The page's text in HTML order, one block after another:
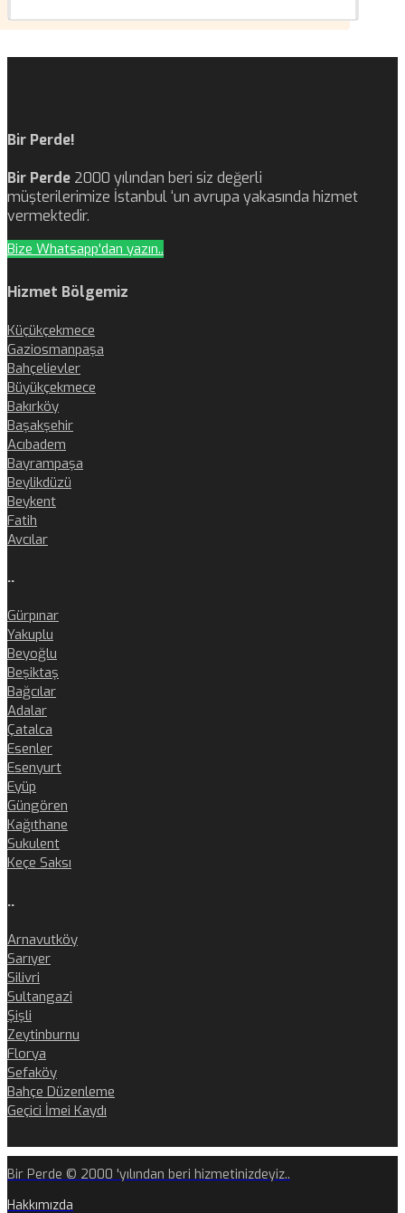
Bir Perde!
Bir Perde 2000 yılından beri siz değerli
müşterilerimize İstanbul ‘un avrupa yakasında hizmet
vermektedir.
Bize Whatsapp'dan yazın..
Hizmet Bölgemiz
Küçükçekmece
Gaziosmanpaşa
Bahçelievler
Büyükçekmece
Bakırköy
Başakşehir
Acıbadem
Bayrampaşa
Beylikdüzü
Beykent
Fatih
Avcılar
..
Gürpınar
Yakuplu
Beyoğlu
Beşiktaş
Bağcılar
Adalar
Çatalca
Esenler
Esenyurt
Eyüp
Güngören
Kağıthane
Sukulent
Keçe Saksı
..
Arnavutköy
Sarıyer
Silivri
Sultangazi
Şişli
Zeytinburnu
Florya
Sefaköy
Bahçe Düzenleme
Geçici İmei Kaydı
Bir Perde © 2000 'yılından beri hizmetinizdeyiz..
Hakkımızda